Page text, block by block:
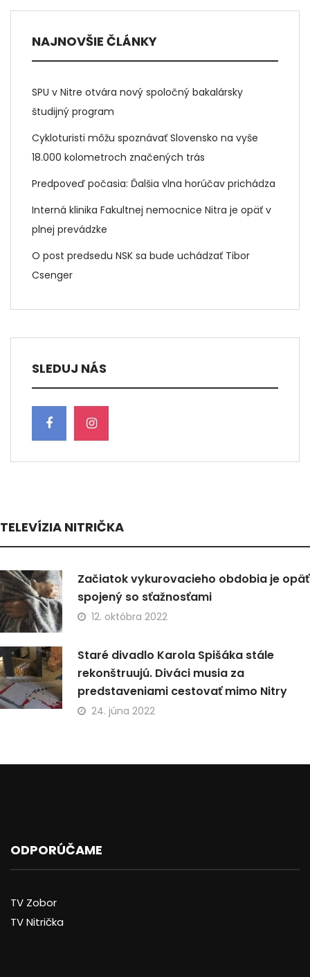
NAJNOVŠIE ČLÁNKY
SPU v Nitre otvára nový spoločný bakalársky
študijný program
Cykloturisti môžu spoznávať Slovensko na vyše
18.000 kolometroch značených trás
Predpoveď počasia: Ďalšia vlna horúčav prichádza
Interná klinika Fakultnej nemocnice Nitra je opäť v
plnej prevádzke
O post predsedu NSK sa bude uchádzať Tibor
Csenger
SLEDUJ NÁS
TELEVÍZIA NITRIČKA
Začiatok vykurovacieho obdobia je opäť
spojený so sťažnosťami
12. októbra 2022
Staré divadlo Karola Spišáka stále
rekonštruujú. Diváci musia za
predstaveniami cestovať mimo Nitry
24. júna 2022
ODPORÚČAME
TV Zobor
TV Nitrička